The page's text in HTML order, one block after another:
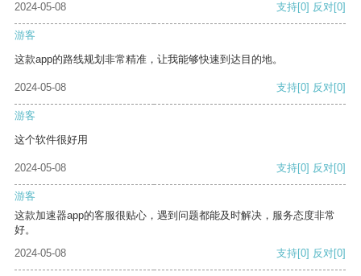
2024-05-08 支持[0] 反对[0]
游客
这款app的路线规划非常精准，让我能够快速到达目的地。
2024-05-08 支持[0] 反对[0]
游客
这个软件很好用
2024-05-08 支持[0] 反对[0]
游客
这款加速器app的客服很贴心，遇到问题都能及时解决，服务态度非常
好。
2024-05-08
支持[0] 反对[0]